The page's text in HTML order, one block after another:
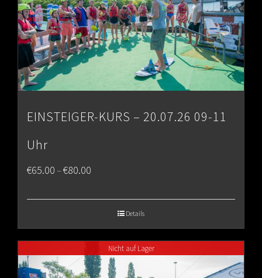
EINSTEIGER-KURS – 20.07.26 09-11
Uhr
€65.00–€80.00
€80.00
Details
Nicht auf Lager